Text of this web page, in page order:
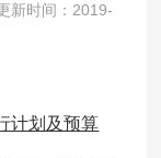
时间：2019-
计划及预算